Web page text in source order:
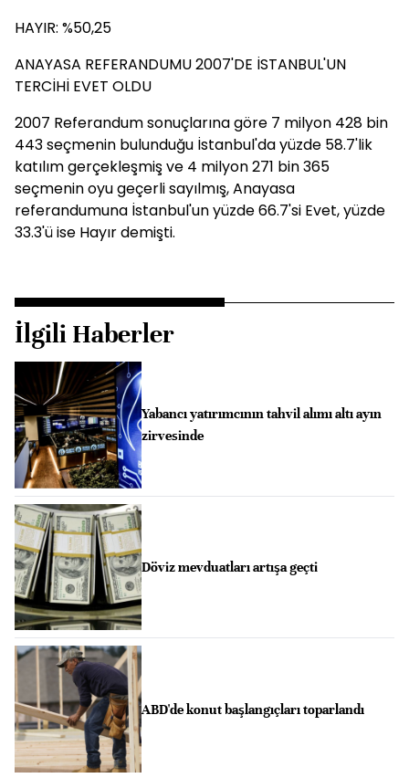
HAYIR: %50,25
ANAYASA REFERANDUMU 2007'DE İSTANBUL'UN
TERCİHİ EVET OLDU
2007 Referandum sonuçlarına göre 7 milyon 428 bin
443 seçmenin bulunduğu İstanbul'da yüzde 58.7'lik
katılım gerçekleşmiş ve 4 milyon 271 bin 365
seçmenin oyu geçerli sayılmış, Anayasa
referandumuna İstanbul'un yüzde 66.7'si Evet, yüzde
33.3'ü ise Hayır demişti.
İlgili Haberler
Yabancı yatırımcının tahvil alımı altı ayın
zirvesinde
Döviz mevduatları artışa geçti
ABD'de konut başlangıçları toparlandı